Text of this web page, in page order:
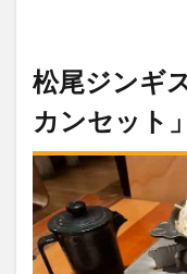
松尾ジンギ
カンセット